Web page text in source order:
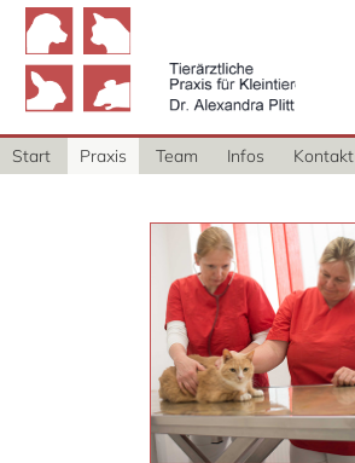
Tierärztliche Praxis für
Kleintiere - Dr. Alexandra
Plitt
Start Praxis Team Infos Kontakt